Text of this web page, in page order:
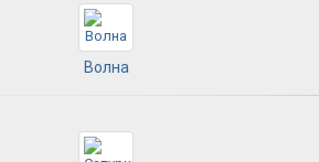
Волна